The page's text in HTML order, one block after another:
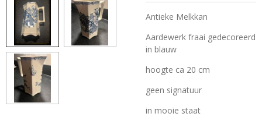
Antieke Melkkan
Aardewerk fraai gedecoreerd
in blauw
hoogte ca 20 cm
geen signatuur
in mooie staat